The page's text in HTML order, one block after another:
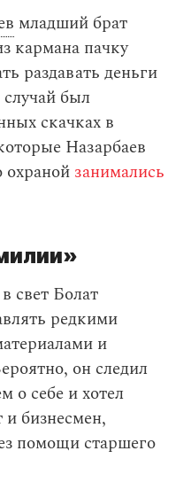
младший брат
кармана пачку
раздавать деньги
был
скачках в
Назарбаев
охраной занимались
свет Болат
редкими
и
он следил
о себе и хотел
и бизнесмен,
помощи старшего